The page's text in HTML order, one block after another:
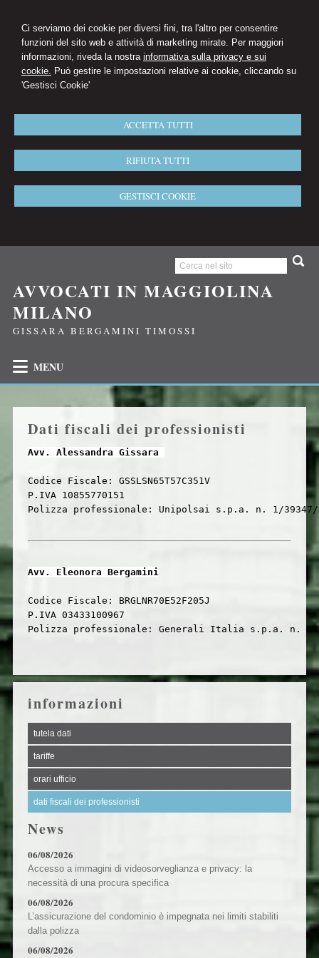
Ci serviamo dei cookie per diversi fini, tra l'altro per consentire
funzioni del sito web e attività di marketing mirate. Per maggiori
informazioni, riveda la nostra informativa sulla privacy e sui
cookie. Può gestire le impostazioni relative ai cookie, cliccando su
'Gestisci Cookie'
ACCETTA TUTTI
RIFIUTA TUTTI
GESTISCI COOKIE
AVVOCATI IN MAGGIOLINA
MILANO
GISSARA BERGAMINI TIMOSSI
MENU
Dati fiscali dei professionisti
Avv. Alessandra Gissara
Codice Fiscale: GSSLSN65T57C351V
P.IVA 10855770151
Polizza professionale: Unipolsai s.p.a. n. 1/39347/
Avv. Eleonora Bergamini
Codice Fiscale: BRGLNR70E52F205J
P.IVA 03433100967
Polizza professionale: Generali Italia s.p.a. n.
informazioni
tutela dati
tariffe
orari ufficio
dati fiscali dei professionisti
News
06/08/2026
Accesso a immagini di videosorveglianza e privacy: la
necessità di una procura specifica
06/08/2026
L’assicurazione del condominio è impegnata nei limiti stabiliti
dalla polizza
06/08/2026